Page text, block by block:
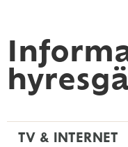
TV & INTERNET